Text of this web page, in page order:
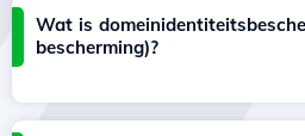
Wat is
bescherming)?